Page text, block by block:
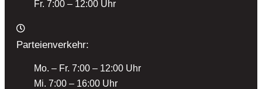
Fr. 7:00 – 12:00 Uhr
Parteienverkehr:
Mo. – Fr. 7:00 – 12:00 Uhr
Mi. 7:00 – 16:00 Uhr